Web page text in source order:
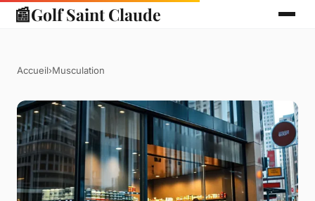
📰Golf Saint Claude
Accueil›Musculation